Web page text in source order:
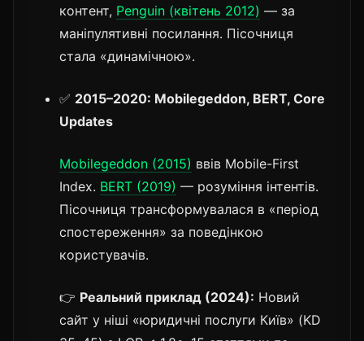
контент, Penguin (квітень 2012) — за
маніпулятивні посилання. Пісочниця
стала «динамічною».
✅ 2015–2020: Mobilegeddon, BERT, Core
Updates
Mobilegeddon (2015) ввів Mobile-First
Index. BERT (2019) — розуміння інтентів.
Пісочниця трансформувалася в «період
спостереження» за поведінкою
користувачів.
👉 Реальний приклад (2024): Новий
сайт у ніші «юридичні послуги Київ» (KD